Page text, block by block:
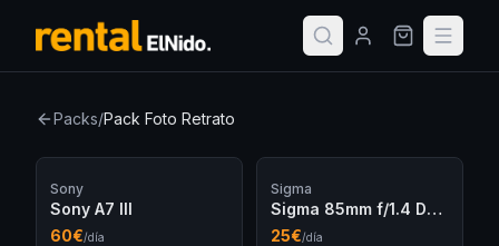
Packs/Pack Foto Retrato
Sony
Sony A7 III
60€/día
Sigma
Sigma 85mm f/1.4 DG HSM Art
25€/día